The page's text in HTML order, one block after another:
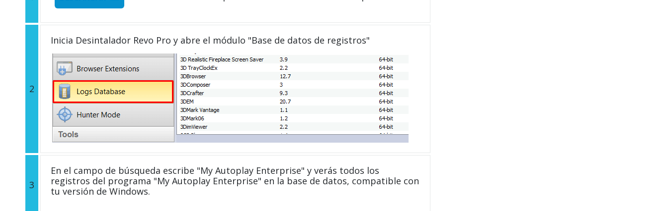
2
Inicia Desintalador Revo Pro y abre el módulo "Base de datos de registros"
3
En el campo de búsqueda escribe "My Autoplay Enterprise" y verás todos los
registros del programa "My Autoplay Enterprise" en la base de datos, compatible con
tu versión de Windows.